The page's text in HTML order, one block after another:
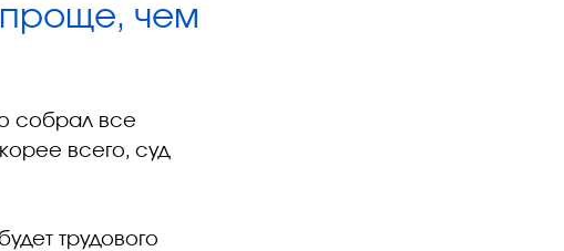
чем
собрал все
всего, суд
трудового